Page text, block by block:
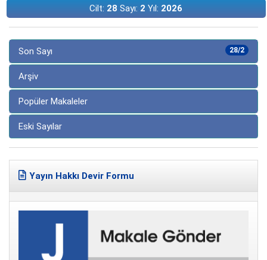
Cilt: 28 Sayı: 2 Yıl: 2026
28/2
Son Sayı
Arşiv
Popüler Makaleler
Eski Sayılar
Yayın Hakkı Devir Formu